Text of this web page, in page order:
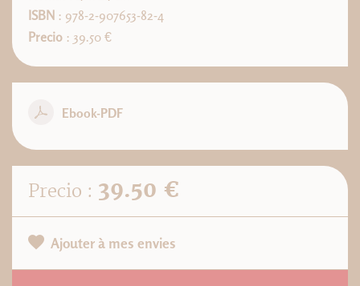
ISBN : 978-2-907653-82-4
Precio : 39.50 €
Ebook-PDF
Precio : 39.50 €
Ajouter à mes envies